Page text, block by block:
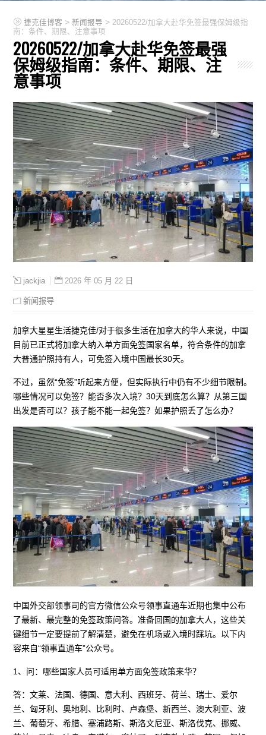
捷克佳博客 >新闻报导 > 20260522/加拿大赴华免签最强保姆级指
南：条件、期限、注意事项
20260522/加拿大赴华免签最强
保姆级指南：条件、期限、注
意事项
jackjia 2026 年 05 月 22 日
新闻报导
加拿大星星生活捷克佳/对于很多生活在加拿大的华人来说，中国
目前已正式将加拿大纳入单方面免签国家名单，符合条件的加拿
大普通护照持有人，可免签入境中国最长30天。
不过，虽然“免签”听起来方便，但实际执行中仍有不少细节限制。
哪些情况可以免签？能否多次入境？30天到底怎么算？从第三国
出发是否可以？孩子能不能一起免签？如果护照丢了怎么办？
中国外交部领事司的官方微信公众号领事直通车近期也集中公布
了最新、最完整的免签政策问答。准备回国的加拿大人，这些关
键细节一定要提前了解清楚，避免在机场或入境时踩坑。以下内
容来自“领事直通车”公众号。
1、问：哪些国家人员可适用单方面免签政策来华？
答：文莱、法国、德国、意大利、西班牙、荷兰、瑞士、爱尔
兰、匈牙利、奥地利、比利时、卢森堡、新西兰、澳大利亚、波
兰、葡萄牙、希腊、塞浦路斯、斯洛文尼亚、斯洛伐克、挪威、